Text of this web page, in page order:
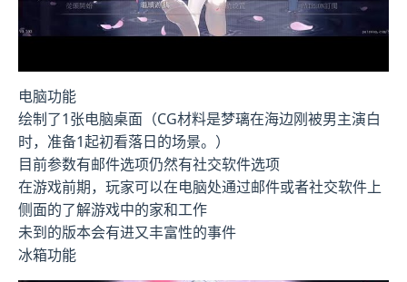
电脑功能
绘制了1张电脑桌面（CG材料是梦璃在海边刚被男主演白
时，准备1起初看落日的场景。）
目前参数有邮件选项仍然有社交软件选项
在游戏前期，玩家可以在电脑处通过邮件或者社交软件上
侧面的了解游戏中的家和工作
未到的版本会有进又丰富性的事件
冰箱功能